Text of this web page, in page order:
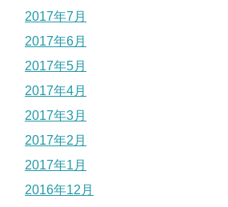
2017年7月
2017年6月
2017年5月
2017年4月
2017年3月
2017年2月
2017年1月
2016年12月